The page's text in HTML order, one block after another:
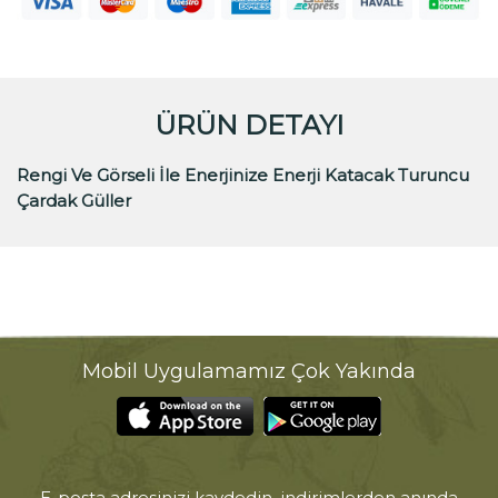
ÜRÜN DETAYI
Rengi Ve Görseli İle Enerjinize Enerji Katacak Turuncu
Çardak Güller
Mobil Uygulamamız Çok Yakında